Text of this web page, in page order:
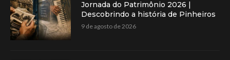
Jornada do Patrimônio 2026 |
Descobrindo a história de Pinheiros
9 de agosto de 2026